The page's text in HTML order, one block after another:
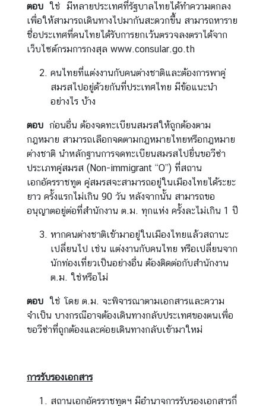
ติ
ม
อ
ร์
เ
ต
ก
ร
ะ
ท
ต่
า
ง
ะ
ตอบ ใช่ มีหลายประเทศที่รัฐบาลไทยได้ทำความตกลง
เพื่อให้สามารถเดินทางไปมากันสะดวกขึ้น สามารถหาราย
ชื่อประเทศที่คนไทยได้รับการยกเว้นตรวจลงตราได้จาก
เว็บไซต์กรมการกงสุล www.consular.go.th
คนไทยที่แต่งงานกับคนต่างชาติและต้องการพาคู่
สมรสไปอยู่ด้วยกันที่ประเทศไทย มีข้อแนะนำ
อย่างไร บ้าง
ตอบ ก่อนอื่น ต้องจดทะเบียนสมรสให้ถูกต้องตาม
กฎหมาย สามารถเลือกจดตามกฎหมายไทยหรือกฎหมาย
ต่างชาติ นำหลักฐานการจดทะเบียนสมรสไปยื่นขอวีซ่า
ประเภทคู่สมรส (Non-immigrant “O”) ที่สถาน
เอกอัครราชทูต คู่สมรสจะสามารถอยู่ในเมืองไทยได้ระยะ
ยาว ครั้งแรกไม่เกิน 90 วัน หลังจากนั้น สามารถขอ
อนุญาตอยู่ต่อที่สำนักงาน ต.ม. ทุกแห่ง ครั้งละไม่เกิน 1 ปี
หากคนต่างชาติเข้ามาอยู่ในเมืองไทยแล้วสถานะ
เปลี่ยนไป เช่น แต่งงานกับคนไทย หรือเปลี่ยนจาก
นักท่องเที่ยวเป็นอย่างอื่น ต้องติดต่อกับสำนักงาน
ต.ม. ใช่หรือไม่
ตอบ ใช่ โดย ต.ม. จะพิจารณาตามเอกสารและความ
จำเป็น บางกรณีอาจต้องเดินทางกลับประเทศของตนเพื่อ
ขอวีซ่าที่ถูกต้องและค่อยเดินทางกลับเข้ามาใหม่
การรับรองเอกสาร
สถานเอกอัครราชทูตฯ มีอำนาจการรับรองเอกสารกี่